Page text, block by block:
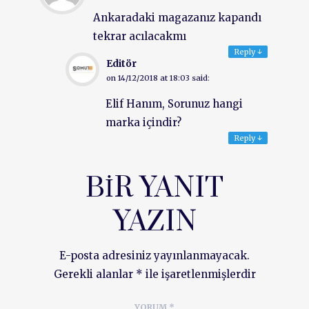
Ankaradaki magazanız kapandı
tekrar acılacakmı
Reply↓
Editör
on 14/12/2018 at 18:03 said:
Elif Hanım, Sorunuz hangi
marka içindir?
Reply↓
BIR YANIT
YAZIN
E-posta adresiniz yayınlanmayacak.
Gerekli alanlar * ile işaretlenmişlerdir